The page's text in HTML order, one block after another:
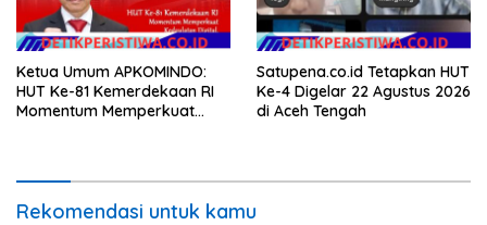
Ketua Umum APKOMINDO:
HUT Ke-81 Kemerdekaan RI
Momentum Memperkuat
Emas 2045
Satupena.co.id Tetapkan HUT
Ke-4 Digelar 22 Agustus 2026
di Aceh Tengah
Rekomendasi untuk kamu